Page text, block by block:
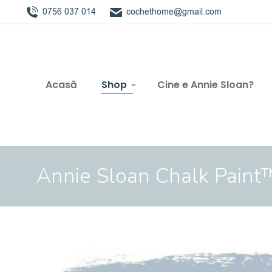
0756 037 014 cochethome@gmail.com
Acasă Shop Cine e Annie Sloan?
Annie Sloan Chalk
You are here: